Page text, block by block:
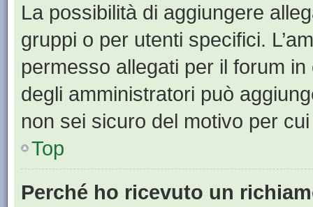
La possibilità di aggiungere
gruppi o per utenti specifici.
permesso allegati per il forum
degli amministratori può
non sei sicuro del motivo per
Top
Perché ho ricevuto un